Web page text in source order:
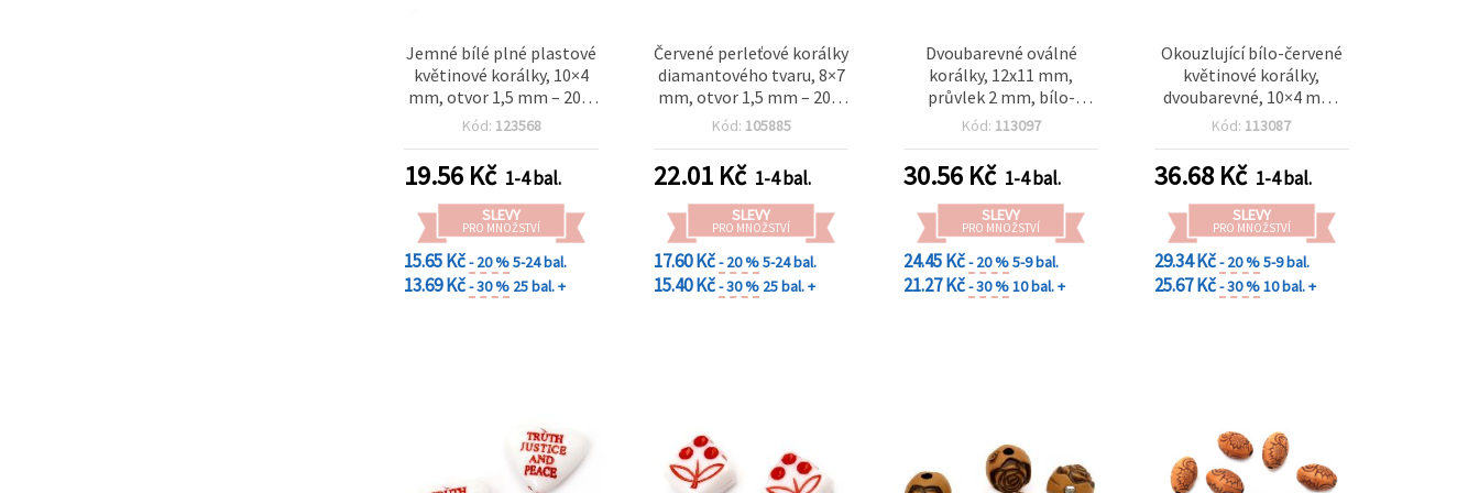
Jemné bílé plné plastové
květinové korálky, 10×4
mm, otvor 1,5 mm – 20 g
(~60 ks), ideální na
kreativní šperky
Kód: 123568
19.56 Kč 1-4 bal.
SLEVY
PRO MNOŽSTVÍ
15.65 Kč- 20 %5-24 bal.
13.69 Kč- 30 % 25 bal. +
Červené perleťové korálky
diamantového tvaru, 8×7
mm, otvor 1,5 mm – 20 g
(~98 ks)
Kód: 105885
22.01 Kč 1-4 bal.
SLEVY
PRO MNOŽSTVÍ
17.60 Kč- 20 %5-24 bal.
15.40 Kč- 30 % 25 bal. +
Dvoubarevné oválné
korálky, 12x11 mm,
průvlek 2 mm, bílo-
červené, 50 g (~68 ks)
Kód: 113097
30.56 Kč 1-4 bal.
SLEVY
PRO MNOŽSTVÍ
24.45 Kč- 20 %5-9 bal.
21.27 Kč- 30 %10 bal. +
Okouzlující bílo-červené
květinové korálky,
dvoubarevné, 10×4 mm,
otvor 2 mm – balení 50 g
kreativní ručně vyráběné
doplňky
Kód: 113087
36.68Kč 1-4 bal.
SLEVY
PRO MNOŽSTVÍ
29.34 Kč- 20 %5-9 bal.
25.67 Kč- 30 %10 bal. +